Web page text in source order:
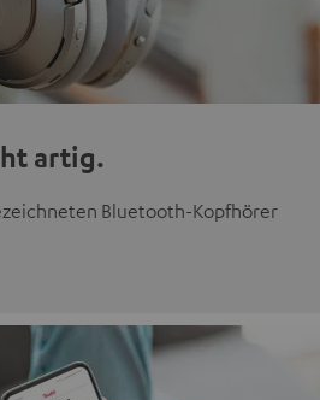
artig.
Bluetooth-Kopfhörer